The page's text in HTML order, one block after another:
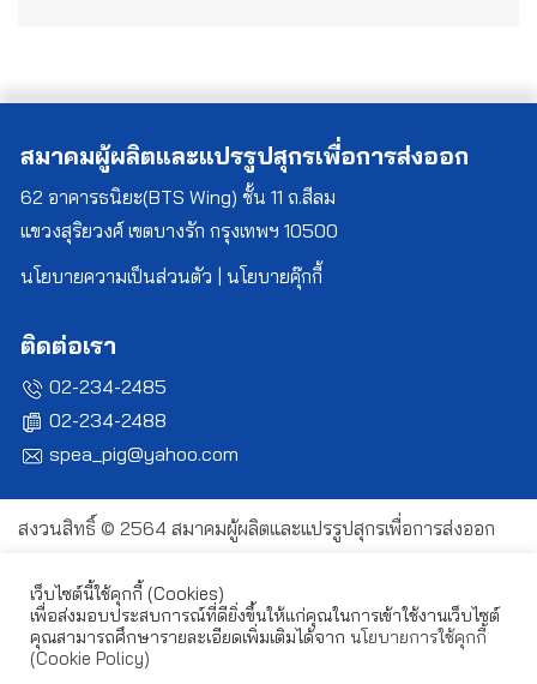
สมาคมผู้ผลิตและแปรรูปสุกรเพื่อการส่งออก
62 อาคารธนิยะ(BTS Wing) ชั้น 11 ถ.สีลม
แขวงสุริยวงศ์ เขตบางรัก กรุงเทพฯ 10500
นโยบายความเป็นส่วนตัว
นโยบายคุ๊กกี้
ติดต่อเรา
02-234-2485
02-234-2488
spea_pig@yahoo.com
สงวนสิทธิ์ © 2564 สมาคมผู้ผลิตและแปรรูปสุกรเพื่อการส่งออก
เว็บไซต์นี้ใช้คุกกี้ (Cookies)
เพื่อส่งมอบประสบการณ์ที่ดียิ่งขึ้นให้แก่คุณในการเข้าใช้งานเว็บไซต์
คุณสามารถศึกษารายละเอียดเพิ่มเติมได้จาก นโยบายการใช้คุกกี้
(Cookie Policy)